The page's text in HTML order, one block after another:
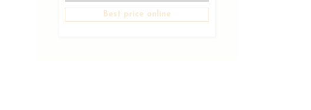
Best price online